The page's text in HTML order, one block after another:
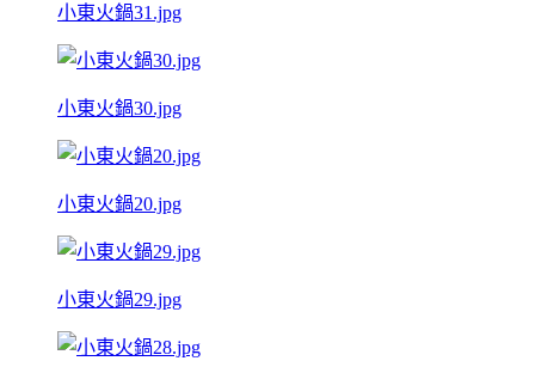
小東火鍋31.jpg
小東火鍋30.jpg
小東火鍋20.jpg
小東火鍋29.jpg